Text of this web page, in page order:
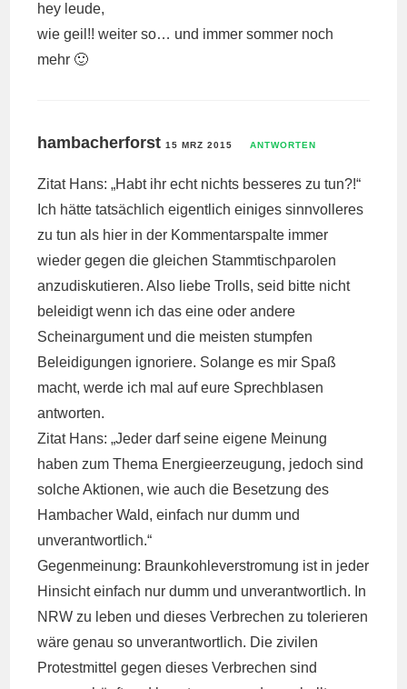
hey leude,
wie geil!! weiter so… und immer sommer noch
mehr 🙂
hambacherforst 15 MRZ 2015 ANTWORTEN
Zitat Hans: „Habt ihr echt nichts besseres zu tun?!“
Ich hätte tatsächlich eigentlich einiges sinnvolleres
zu tun als hier in der Kommentarspalte immer
wieder gegen die gleichen Stammtischparolen
anzudiskutieren. Also liebe Trolls, seid bitte nicht
beleidigt wenn ich das eine oder andere
Scheinargument und die meisten stumpfen
Beleidigungen ignoriere. Solange es mir Spaß
macht, werde ich mal auf eure Sprechblasen
antworten.
Zitat Hans: „Jeder darf seine eigene Meinung
haben zum Thema Energieerzeugung, jedoch sind
solche Aktionen, wie auch die Besetzung des
Hambacher Wald, einfach nur dumm und
unverantwortlich.“
Gegenmeinung: Braunkohleverstromung ist in jeder
Hinsicht einfach nur dumm und unverantwortlich. In
NRW zu leben und dieses Verbrechen zu tolerieren
wäre genau so unverantwortlich. Die zivilen
Protestmittel gegen dieses Verbrechen sind